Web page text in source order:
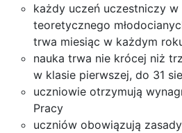
każdy uczeń uczestniczy w
teoretycznego
trwa miesiąc w każdym
nauka trwa nie krócej niż
w klasie pierwszej, do 31
uczniowie otrzymują
Pracy
uczniów obowiązują